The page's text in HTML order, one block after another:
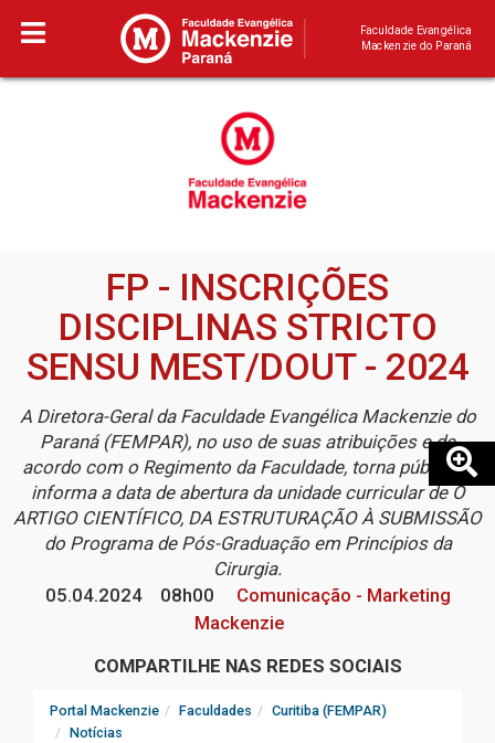
Faculdade Evangélica
Mackenzie do Paraná
FP - INSCRIÇÕES
DISCIPLINAS STRICTO
SENSU MEST/DOUT - 2024
A Diretora-Geral da Faculdade Evangélica Mackenzie do
Paraná (FEMPAR), no uso de suas atribuições e de
acordo com o Regimento da Faculdade, torna público e
informa a data de abertura da unidade curricular de O
ARTIGO CIENTÍFICO, DA ESTRUTURAÇÃO À SUBMISSÃO
do Programa de Pós-Graduação em Princípios da
Cirurgia.
05.04.2024
08h00
Comunicação - Marketing
Mackenzie
COMPARTILHE NAS REDES SOCIAIS
Portal Mackenzie Faculdades
Curitiba (FEMPAR)
Notícias